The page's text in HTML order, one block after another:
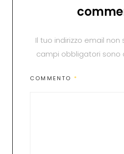
Il tuo indirizzo email
campi obbligatori sono
COMMENTO *